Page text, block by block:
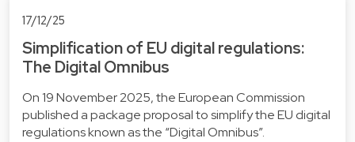
17/12/25
Simplification of EU digital regulations:
The Digital Omnibus
On 19 November 2025, the European Commission
published a package proposal to simplify the EU digital
regulations known as the “Digital Omnibus”.